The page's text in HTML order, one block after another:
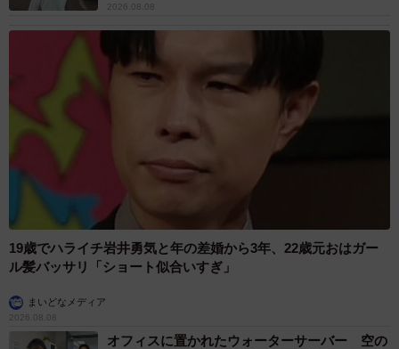
2026.08.08
19歳でハライチ岩井勇気と年の差婚から3年、22歳元おはガー
ル髪バッサリ「ショート似合いすぎ」
まいどなメディア
2026.08.08
オフィスに置かれたウォーターサーバー 空の